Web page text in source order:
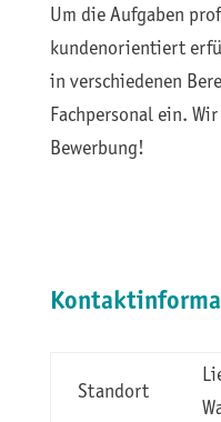
Um die Aufgaben
kundenorientiert
in verschiedenen
Fachpersonal ein.
Bewerbung!
Standort